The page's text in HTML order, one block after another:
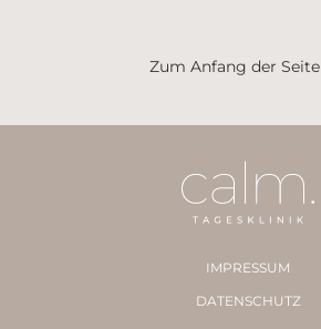
Zum Anfang der Seite
IMPRESSUM
DATENSCHUTZ